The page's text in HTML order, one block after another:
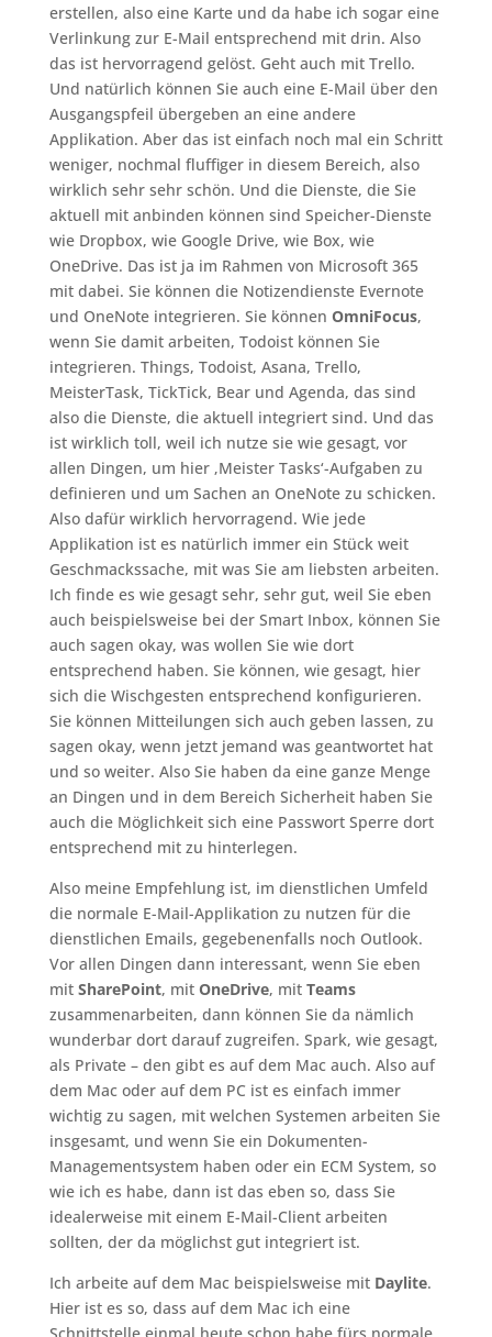
erstellen, also eine Karte und da habe ich sogar eine
Verlinkung zur E-Mail entsprechend mit drin. Also
das ist hervorragend gelöst. Geht auch mit Trello.
Und natürlich können Sie auch eine E-Mail über den
Ausgangspfeil übergeben an eine andere
Applikation. Aber das ist einfach noch mal ein Schritt
weniger, nochmal fluffiger in diesem Bereich, also
wirklich sehr sehr schön. Und die Dienste, die Sie
aktuell mit anbinden können sind Speicher-Dienste
wie Dropbox, wie Google Drive, wie Box, wie
OneDrive. Das ist ja im Rahmen von Microsoft 365
mit dabei. Sie können die Notizendienste Evernote
und OneNote integrieren. Sie können OmniFocus,
wenn Sie damit arbeiten, Todoist können Sie
integrieren. Things, Todoist, Asana, Trello,
MeisterTask, TickTick, Bear und Agenda, das sind
also die Dienste, die aktuell integriert sind. Und das
ist wirklich toll, weil ich nutze sie wie gesagt, vor
allen Dingen, um hier ‚Meister Tasks‘-Aufgaben zu
definieren und um Sachen an OneNote zu schicken.
Also dafür wirklich hervorragend. Wie jede
Applikation ist es natürlich immer ein Stück weit
Geschmackssache, mit was Sie am liebsten arbeiten.
Ich finde es wie gesagt sehr, sehr gut, weil Sie eben
auch beispielsweise bei der Smart Inbox, können Sie
auch sagen okay, was wollen Sie wie dort
entsprechend haben. Sie können, wie gesagt, hier
sich die Wischgesten entsprechend konfigurieren.
Sie können Mitteilungen sich auch geben lassen, zu
sagen okay, wenn jetzt jemand was geantwortet hat
und so weiter. Also Sie haben da eine ganze Menge
an Dingen und in dem Bereich Sicherheit haben Sie
auch die Möglichkeit sich eine Passwort Sperre dort
entsprechend mit zu hinterlegen.
Also meine Empfehlung ist, im dienstlichen Umfeld
die normale E-Mail-Applikation zu nutzen für die
dienstlichen Emails, gegebenenfalls noch Outlook.
Vor allen Dingen dann interessant, wenn Sie eben
mit SharePoint, mit OneDrive, mit Teams
zusammenarbeiten, dann können Sie da nämlich
wunderbar dort darauf zugreifen. Spark, wie gesagt,
als Private – den gibt es auf dem Mac auch. Also auf
dem Mac oder auf dem PC ist es einfach immer
wichtig zu sagen, mit welchen Systemen arbeiten Sie
insgesamt, und wenn Sie ein Dokumenten-
Managementsystem haben oder ein ECM System, so
wie ich es habe, dann ist das eben so, dass Sie
idealerweise mit einem E-Mail-Client arbeiten
sollten, der da möglichst gut integriert ist.
Ich arbeite auf dem Mac beispielsweise mit Daylite.
Hier ist es so, dass auf dem Mac ich eine